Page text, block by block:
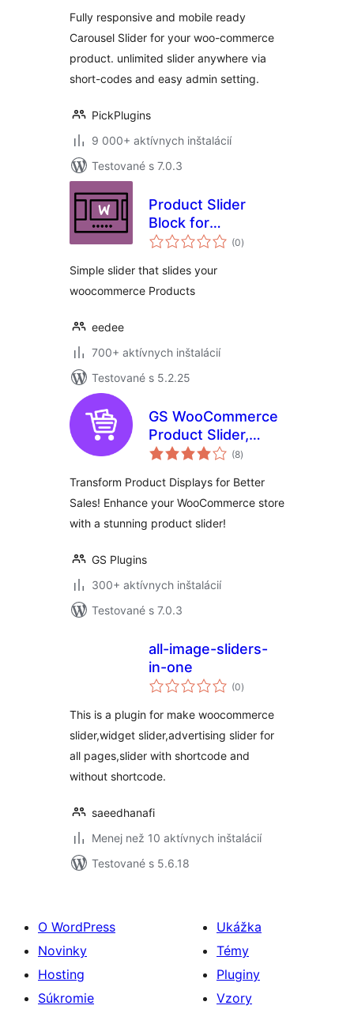
Fully responsive and mobile ready
Carousel Slider for your woo-commerce
product. unlimited slider anywhere via
short-codes and easy admin setting.
PickPlugins
9 000+ aktívnych inštalácií
Testované s 7.0.3
Product Slider
Block for
WooCommerce
(0celkové
hodnotenie
)
Simple slider that slides your
woocommerce Products
eedee
700+ aktívnych inštalácií
Testované s 5.2.25
GS WooCommerce
Product Slider,
Product Carousel,
Masonry
(8celkové
hodnotenie
)
Transform Product Displays for Better
Sales! Enhance your WooCommerce store
with a stunning product slider!
GS Plugins
300+ aktívnych inštalácií
Testované s 7.0.3
all-image-sliders-
in-one
(0celkové
hodnotenie
)
This is a plugin for make woocommerce
slider,widget slider,advertising slider for
all pages,slider with shortcode and
without shortcode.
saeedhanafi
Menej než 10 aktívnych inštalácií
Testované s 5.6.18
O WordPress
Novinky
Hosting
Súkromie
Ukážka
Témy
Pluginy
Vzory